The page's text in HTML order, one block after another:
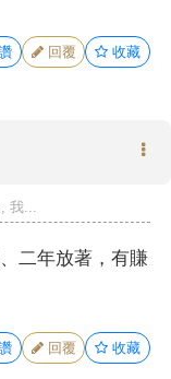
回覆 收藏
我...
二年放著，有賺
回覆 收藏